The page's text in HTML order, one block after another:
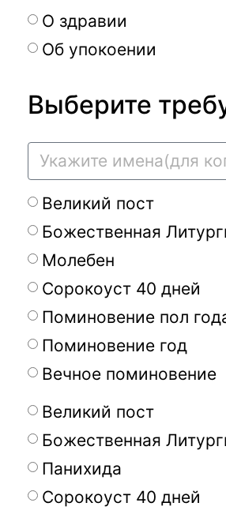
О здравии
Об упокоении
Выберите
Великий пост
Божественная
Молебен
Сорокоуст 40 дней
Поминовение пол
Поминовение год
Вечное поминовение
Великий пост
Божественная
Панихида
Сорокоуст 40 дней